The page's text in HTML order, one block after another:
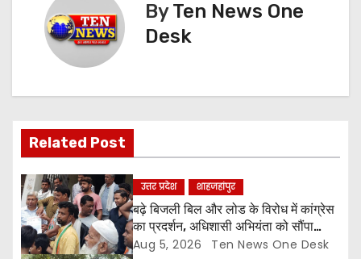
v
g
a
t
ByTen News One
Desk
Related Post
उत्तर प्रदेश शाहजहांपुर
बढ़े बिजली बिल और लोड के विरोध में कांग्रेस
का प्रदर्शन, अधिशासी अभियंता को सौंपा
ज्ञापन
Aug 5, 2026 Ten News One Desk